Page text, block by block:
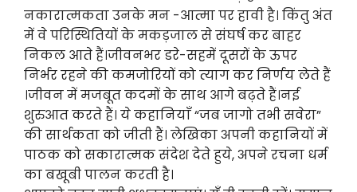
नकारात्मकता उनके मन -आत्मा पर हावी है। किंतु अंत
में वे परिस्थितियों के मकड़जाल से संघर्ष कर बाहर
निकल आते हैं।जीवनभर डरे-सहमें दूसरों के ऊपर
निर्भर रहने की कमजोरियों को त्याग कर निर्णय लेते हैं
।जीवन में मजबूत कदमों के साथ आगे बढ़ते हैं।नई
शुरुआत करते हैं। ये कहानियाँ “जब जागो तभी सवेरा”
की सार्थकता को जीती हैं। लेखिका अपनी कहानियों में
पाठक को सकारात्मक संदेश देते हुये, अपने रचना धर्म
का बखूबी पालन करती है।